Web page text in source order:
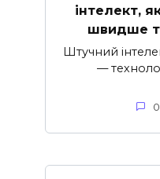
інтелект,
швидше
Штучний
—
0